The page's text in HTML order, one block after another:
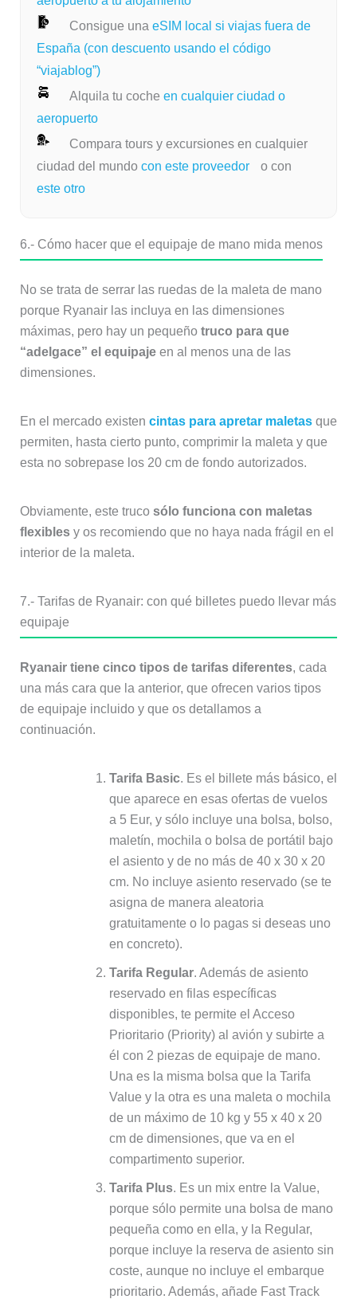
Consigue una eSIM local si viajas fuera de
España (con descuento usando el código
“viajablog”)
Alquila tu coche en cualquier ciudad o
aeropuerto
Compara tours y excursiones en cualquier
ciudad del mundo con este proveedor
o con
este otro
6.- Cómo hacer que el equipaje de mano mida menos
No se trata de serrar las ruedas de la maleta de mano
porque Ryanair las incluya en las dimensiones
máximas, pero hay un pequeño truco para que
“adelgace” el equipajeen al menos una de las
dimensiones.
En el mercado existen cintas para apretar maletasque
permiten, hasta cierto punto, comprimir la maleta y que
esta no sobrepase los 20 cm de fondo autorizados.
Obviamente, este truco sólo funciona con maletas
flexiblesy os recomiendo que no haya nada frágil en el
interior de la maleta.
7.- Tarifas de Ryanair: con qué billetes puedo llevar más
equipaje
Ryanair tiene cinco tipos de tarifas diferentes, cada
una más cara que la anterior, que ofrecen varios tipos
de equipaje incluido y que os detallamos a
continuación.
Tarifa Basic. Es el billete más básico, el
que aparece en esas ofertas de vuelos
a 5 Eur, y sólo incluye una bolsa, bolso,
maletín, mochila o bolsa de portátil bajo
el asiento y de no más de 40 x 30 x 20
cm. No incluye asiento reservado (se te
asigna de manera aleatoria
gratuitamente o lo pagas si deseas uno
en concreto).
Tarifa Regular. Además de asiento
reservado en filas específicas
disponibles, te permite el Acceso
Prioritario (Priority) al avión y subirte a
él con 2 piezas de equipaje de mano.
Una es la misma bolsa que la Tarifa
Value y la otra es una maleta o mochila
de un máximo de 10 kg y 55 x 40 x 20
cm de dimensiones, que va en el
compartimento superior.
Tarifa Plus. Es un mix entre la Value,
porque sólo permite una bolsa de mano
pequeña como en ella, y la Regular,
porque incluye la reserva de asiento sin
coste, aunque no incluye el embarque
prioritario. Además, añade Fast Track